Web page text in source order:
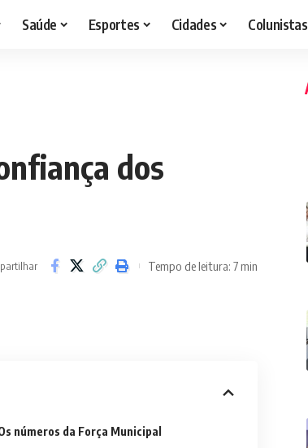
Saúde Esportes Cidades Colunistas
dos
Tempo de leitura: 7 min
números da Força Municipal